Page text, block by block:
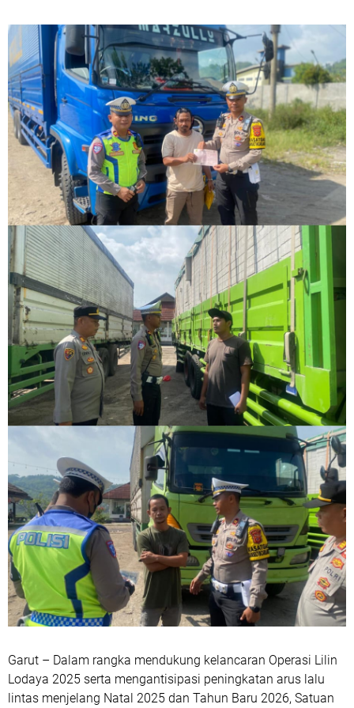
Truk Colt Diesel Alami Kecelakaan Tunggal di Jalan
Garut–Tasikmalaya, Polisi Lakukan Evakuasi
Polsek Tarogong Kaler Gelar Patroli, Amankan
Kendaraan Berknalpot Tidak Sesuai Spesifikasi Teknis
Polisi Berhasil Amankan Pelaku Penganiayaan Brutal
Bersenjata Tajam Di Warung Peuteuy, Diduga Dipicu
Perselisihan Keluarga
Polisi Berhasil Amankan Pelaku Curanmor, Lakukan Aksi
Pencuriaan Saat Kunci Masih Menempel
Perempuan Tanpa Identitas Tertemper Kereta Api di
Kadungora, Polisi Lakukan Penanganan dan Identifikasi
Korban
Polres Garut Ungkap Kasus Penganiayaan Berat yang
Mengakibatkan Korban Meninggal Dunia
Garut – Dalam rangka mendukung kelancaran Operasi Lilin
Lodaya 2025 serta mengantisipasi peningkatan arus lalu
lintas menjelang Natal 2025 dan Tahun Baru 2026, Satuan